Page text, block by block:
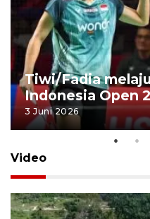
Tiwi/Fadia
Indonesia Open
3 Juni 2026
Video